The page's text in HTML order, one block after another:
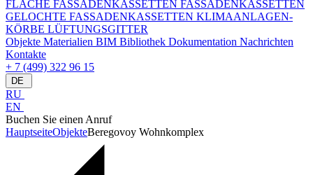
FLACHE FASSADENKASSETTEN FASSADENKASSETTEN
GELOCHTE FASSADENKASSETTEN KLIMAANLAGEN-
KÖRBE LÜFTUNGSGITTER
Objekte Materialien BIM Bibliothek Dokumentation Nachrichten
Kontakte
+ 7 (499) 322 96 15
DE
RU
EN
Buchen Sie einen Anruf
HauptseiteObjekteBeregovoy Wohnkomplex